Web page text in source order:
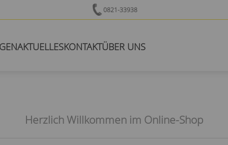
0821-33938
AKTUELLESKONTAKTÜBER UNS
Herzlich Willkommen im Online-Shop